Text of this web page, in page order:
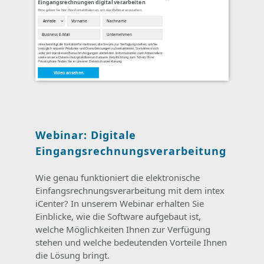
Eingangsrechnungen digital verarbeiten
Bitte geben Sie hier Ihre Kontaktdaten an, um das Webinar anzusehen.
Video ansehen
intex benötigt die Kontaktinformationen, die Sie uns zur Verfügung stellen, um Sie
bezüglich unserer Produkte und Dienstleistungen zu kontaktieren. Sie können sich
jederzeit von diesen Benachrichtigungen abmelden. Informationen zum Abbestellen
sowie unsere Datenschutzpraktiken und unsere Verpflichtung zum Schutz Ihrer
Privatsphäre finden Sie in unserer Datenschutzerklärung
Webinar: Digitale
Eingangsrechnungsverarbeitung
Wie genau funktioniert die elektronische
Einfangsrechnungsverarbeitung mit dem intex
iCenter? In unserem Webinar erhalten Sie
Einblicke, wie die Software aufgebaut ist,
welche Möglichkeiten Ihnen zur Verfügung
stehen und welche bedeutenden Vorteile Ihnen
die Lösung bringt.